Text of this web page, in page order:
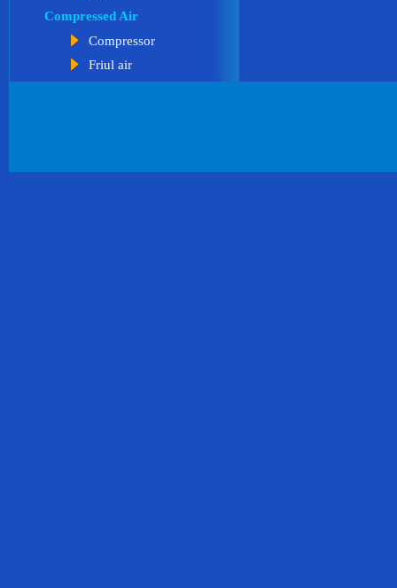
Compressed Air
Compressor
Friul air